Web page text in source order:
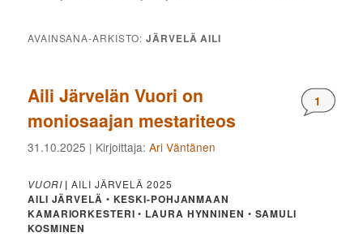
AVAINSANA-ARKISTO:JÄRVELÄ AILI
Aili Järvelän Vuori on
moniosaajan mestariteos
1
31.10.2025 | Kirjoittaja:Ari Väntänen
VUORI | AILI JÄRVELÄ 2025
AILI JÄRVELÄ • KESKI-POHJANMAAN
KAMARIORKESTERI • LAURA HYNNINEN • SAMULI
KOSMINEN